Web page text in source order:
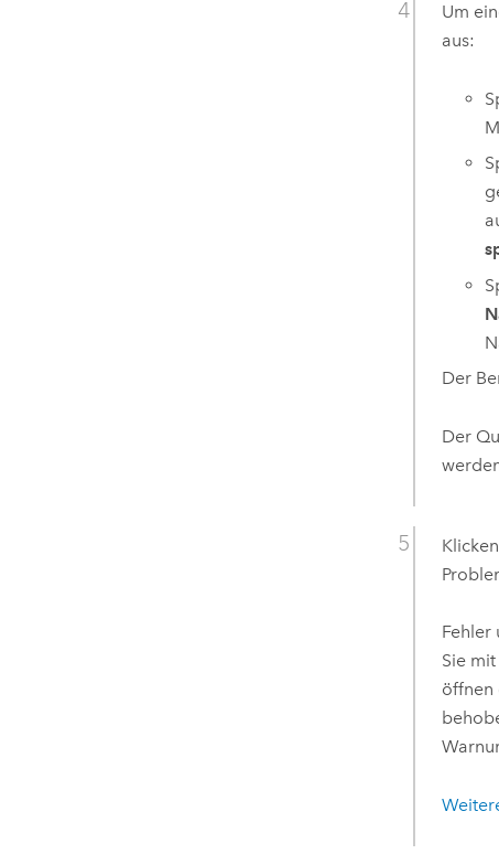
Um
aus:
Der
Der
Fehler
Sie
öffnen